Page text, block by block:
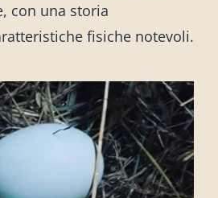
con una storia
fisiche notevoli.